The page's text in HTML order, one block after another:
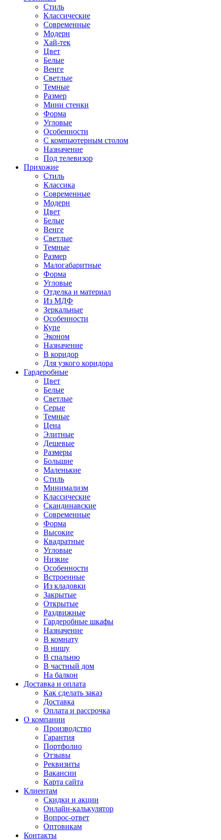
Стиль
Классические
Современные
Модерн
Хай-тек
Цвет
Белые
Венге
Светлые
Темные
Размер
Мини стенки
Форма
Угловые
Особенности
С компьютерным столом
Назначение
Под телевизор
Прихожие
Стиль
Классика
Современные
Модерн
Цвет
Белые
Венге
Светлые
Темные
Размер
Малогабаритные
Форма
Угловые
Отделка и материал
Из МДФ
Зеркальные
Особенности
Купе
Эконом
Назначение
В коридор
Для узкого коридора
Гардеробные
Цвет
Белые
Светлые
Серые
Темные
Цена
Элитные
Дешевые
Размеры
Большие
Маленькие
Стиль
Минимализм
Классические
Скандинавские
Современные
Форма
Высокие
Квадратные
Угловые
Низкие
Особенности
Встроенные
Из кладовки
Закрытые
Открытые
Раздвижные
Гардеробные шкафы
Назначение
В комнату
В нишу
В спальню
В частный дом
На балкон
Доставка и оплата
Как сделать заказ
Доставка
Оплата и рассрочка
О компании
Производство
Гарантия
Портфолио
Отзывы
Реквизиты
Вакансии
Карта сайта
Клиентам
Скидки и акции
Онлайн-калькулятор
Вопрос-ответ
Оптовикам
Контакты